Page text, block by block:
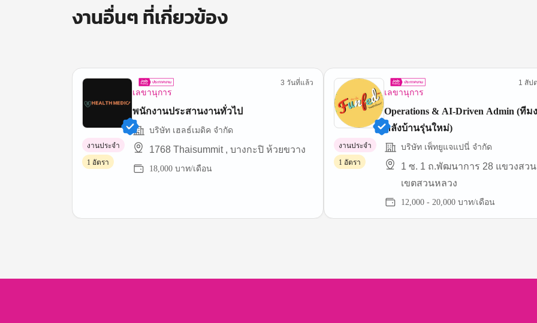
งานอื่นๆ ที่เกี่ยวข้อง
เลขานุการ
3 วันที่แล้ว
พนักงานประสานงานทั่วไป
บริษัท เฮลธ์เมดิค จํากัด
1768 Thaisummit , บางกะปิ ห้วยขวาง
18,000 บาท/เดือน
งานประจำ
1 อัตรา
เลขานุการ
1 สัป
Operations & AI-Driven Admin (ทีม
หลังบ้านรุ่นใหม่)
บริษัท เพ็ทยูแจแปนี่ จำกัด
1 ซ. 1 ถ.พัฒนาการ 28 แขวงสว
เขตสวนหลวง
12,000 - 20,000 บาท/เดือน
งานประจำ
1 อัตรา